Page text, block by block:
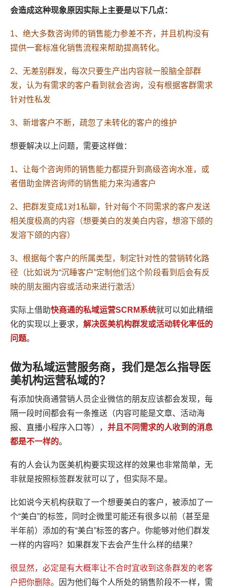
会造成这种现象原因实际上主要是以下几点：
1、绝大多数咨询师的销售能力参差不齐，并且机构没有
提供一套标准化销售流程来帮助提高转化。
2、无差别群发，每次只要生产出内容就一股脑全部群
发，认为有需求的客户看到就会咨询，没有根据客群需求
针对性私发
3、新增客户不断，疏忽了未转化的客户的维护
想要解决以上问题，需要这样做：
1、让每个咨询师的销售能力都提升到高级咨询水准，或
者借助金牌咨询师的销售能力来沟通客户
2、把群发变成1对1私聊，针对每个不同需求的客户发送
相关度极高的内容（想要美白的发美白内容，想溶下颌的
发溶下颌的内容）
3、根据每个客户的所属类型，制定针对性的营销转化路
径（比如说为“沉睡客户”定制他们这个阶段看到后会有反
映的朋友圈内容或活动来进行激活）
实际上借助快商通的私域运营SCRM系统就可以如此精细
化的实现以上要求， 解决医美机构群发或活动转化率低的
问题。
做为私域运营服务商，我们是怎么指导医
美机构运营私域的？
有添加快商通营销人员企业微信的朋友应该都会发现，每
隔一段时间都会有一条推送（内容可能是文章、活动海
报、直播小程序入口等）， 并且不同需求的人收到的消息
都是不一样的。
有的人会认为医美机构要实现这样的效果也非常简单，无
非就是按照标签群发就可以了，但实际不是。
比如说今天机构获取了一个想要美白的客户，被添加了一
个“美白”的标签，同时企微里可能还有很多以前（甚至是
半年前）添加的有“美白”标签的客户。你能够对他们群发
一样的内容吗？如果群发下去会产生什么样的结果？
很显然，必定是有大概率让不合时宜收到这条群发的老客
户把你删除。
因为他们每个人所处的销售阶段不一样，需